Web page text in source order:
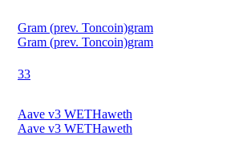
Gram (prev. Toncoin)gram
Gram (prev. Toncoin)gram
33
Aave v3 WETHaweth
Aave v3 WETHaweth